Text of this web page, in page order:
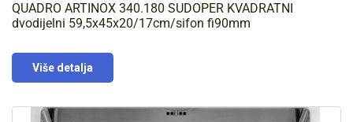
QUADRO ARTINOX 340.180 SUDOPER KVADRATNI
dvodijelni 59,5x45x20/17cm/sifon fi90mm
Više detalja